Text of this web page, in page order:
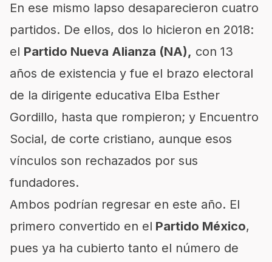
En ese mismo lapso desaparecieron cuatro
partidos. De ellos, dos lo hicieron en 2018:
el Partido Nueva Alianza (NA), con 13
años de existencia y fue el brazo electoral
de la dirigente educativa Elba Esther
Gordillo, hasta que rompieron; y Encuentro
Social, de corte cristiano, aunque esos
vínculos son rechazados por sus
fundadores.
Ambos podrían regresar en este año. El
primero convertido en el Partido México,
pues ya ha cubierto tanto el número de